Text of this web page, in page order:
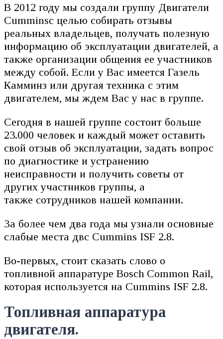
В 2012 году мы создали группу Двигатели
Cumminsс целью собирать отзывы
реальных владельцев, получать полезную
информацию об эксплуатации двигателей, а
также организации общения ее участников
между собой. Если у Вас имеется Газель
Камминз или другая техника с этим
двигателем, мы ждем Вас у нас в группе.
Сегодня в нашей группе состоит больше
23.000 человек и каждый может оставить
свой отзыв об эксплуатации, задать вопрос
по диагностике и устранению
неисправности и получить советы от
других участников группы, а
также сотрудников нашей компании.
За более чем два года мы узнали основные
слабые места двс Cummins ISF 2.8.
Во-первых, стоит сказать слово о
топливной аппаратуре Bosch Common Rail,
которая используется на Cummins ISF 2.8.
Топливная аппаратура
двигателя.